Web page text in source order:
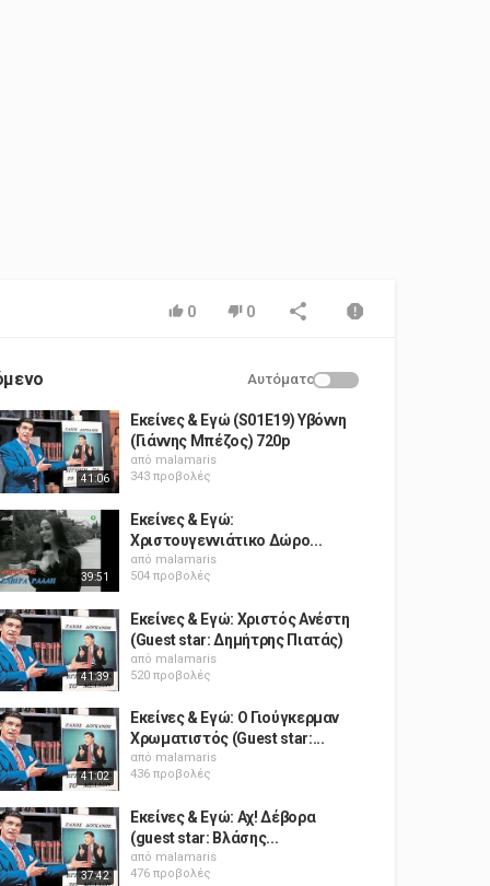
0 0
Αυτόματο
41:06
Εκείνες & Εγώ (S01E19) Υβόννη
(Γιάννης Μπέζος) 720p
από malamaris
343 προβολές
39:51
Εκείνες & Εγώ:
Χριστουγεννιάτικο Δώρο...
από malamaris
504 προβολές
41:39
Εκείνες & Εγώ: Χριστός Ανέστη
(Guest star: Δημήτρης Πιατάς)
από malamaris
520 προβολές
41:02
Εκείνες & Εγώ: Ο Γιούγκερμαν
Χρωματιστός (Guest star:...
από malamaris
436 προβολές
37:42
Εκείνες & Εγώ: Αχ! Δέβορα
(guest star: Βλάσης...
από malamaris
476 προβολές